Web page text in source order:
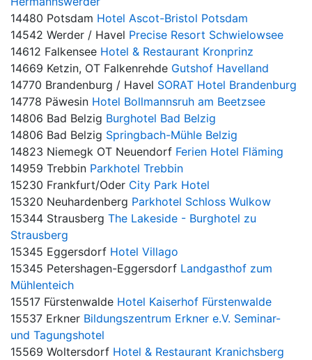
14480 Potsdam Hotel Ascot-Bristol Potsdam
14542 Werder / Havel Precise Resort Schwielowsee
14612 Falkensee Hotel & Restaurant Kronprinz
14669 Ketzin, OT Falkenrehde Gutshof Havelland
14770 Brandenburg / Havel SORAT Hotel Brandenburg
14778 Päwesin Hotel Bollmannsruh am Beetzsee
14806 Bad Belzig Burghotel Bad Belzig
14806 Bad Belzig Springbach-Mühle Belzig
14823 Niemegk OT Neuendorf Ferien Hotel Fläming
14959 Trebbin Parkhotel Trebbin
15230 Frankfurt/Oder City Park Hotel
15320 Neuhardenberg Parkhotel Schloss Wulkow
15344 Strausberg The Lakeside - Burghotel zu
Strausberg
15345 Eggersdorf Hotel Villago
15345 Petershagen-Eggersdorf Landgasthof zum
Mühlenteich
15517 Fürstenwalde Hotel Kaiserhof Fürstenwalde
15537 Erkner Bildungszentrum Erkner e.V. Seminar-
und Tagungshotel
15569 Woltersdorf Hotel & Restaurant Kranichsberg